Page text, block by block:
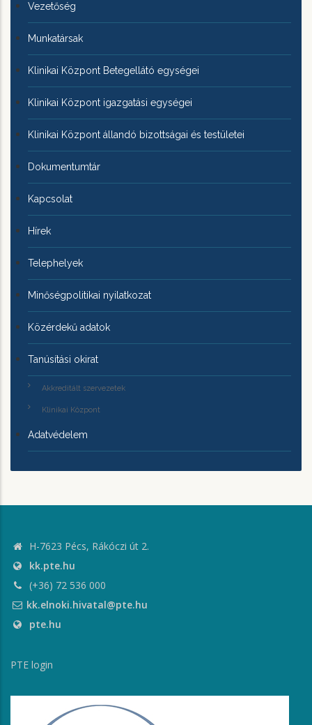
Vezetőség
Munkatársak
Klinikai Központ Betegellátó egységei
Klinikai Központ igazgatási egységei
Klinikai Központ állandó bizottságai és testületei
Dokumentumtár
Kapcsolat
Hírek
Telephelyek
Minőségpolitikai nyilatkozat
Közérdekű adatok
Tanúsítási okirat
Akkreditált szervezetek
Klinikai Központ
Adatvédelem
H-7623 Pécs, Rákóczi út 2.
kk.pte.hu
(+36) 72 536 000
kk.elnoki.hivatal@pte.hu
pte.hu
PTE login